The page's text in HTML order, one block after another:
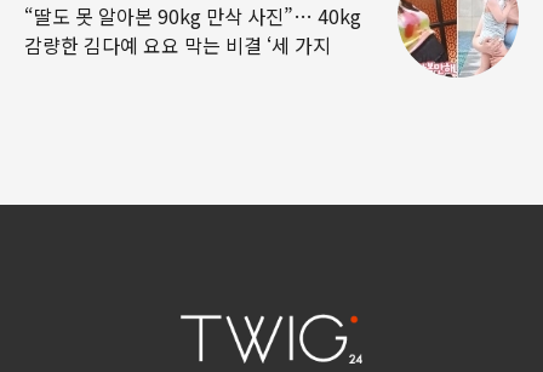
“딸도 못 알아본 90kg 만삭 사진”… 40kg
감량한 김다예 요요 막는 비결 ‘세 가지